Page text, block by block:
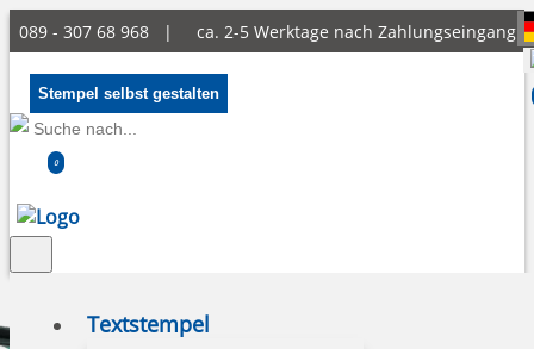
089 - 307 68 968 | ca. 2-5 Werktage nach Zahlungseingang
Stempel selbst gestalten
0
Textstempel